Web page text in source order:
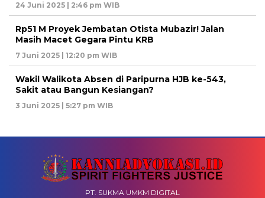
24 Juni 2025 | 2:46 pm WIB
Rp51 M Proyek Jembatan Otista Mubazir! Jalan
Masih Macet Gegara Pintu KRB
7 Juni 2025 | 12:20 pm WIB
Wakil Walikota Absen di Paripurna HJB ke-543,
Sakit atau Bangun Kesiangan?
3 Juni 2025 | 5:27 pm WIB
PT. SUKMA UMKM DIGITAL